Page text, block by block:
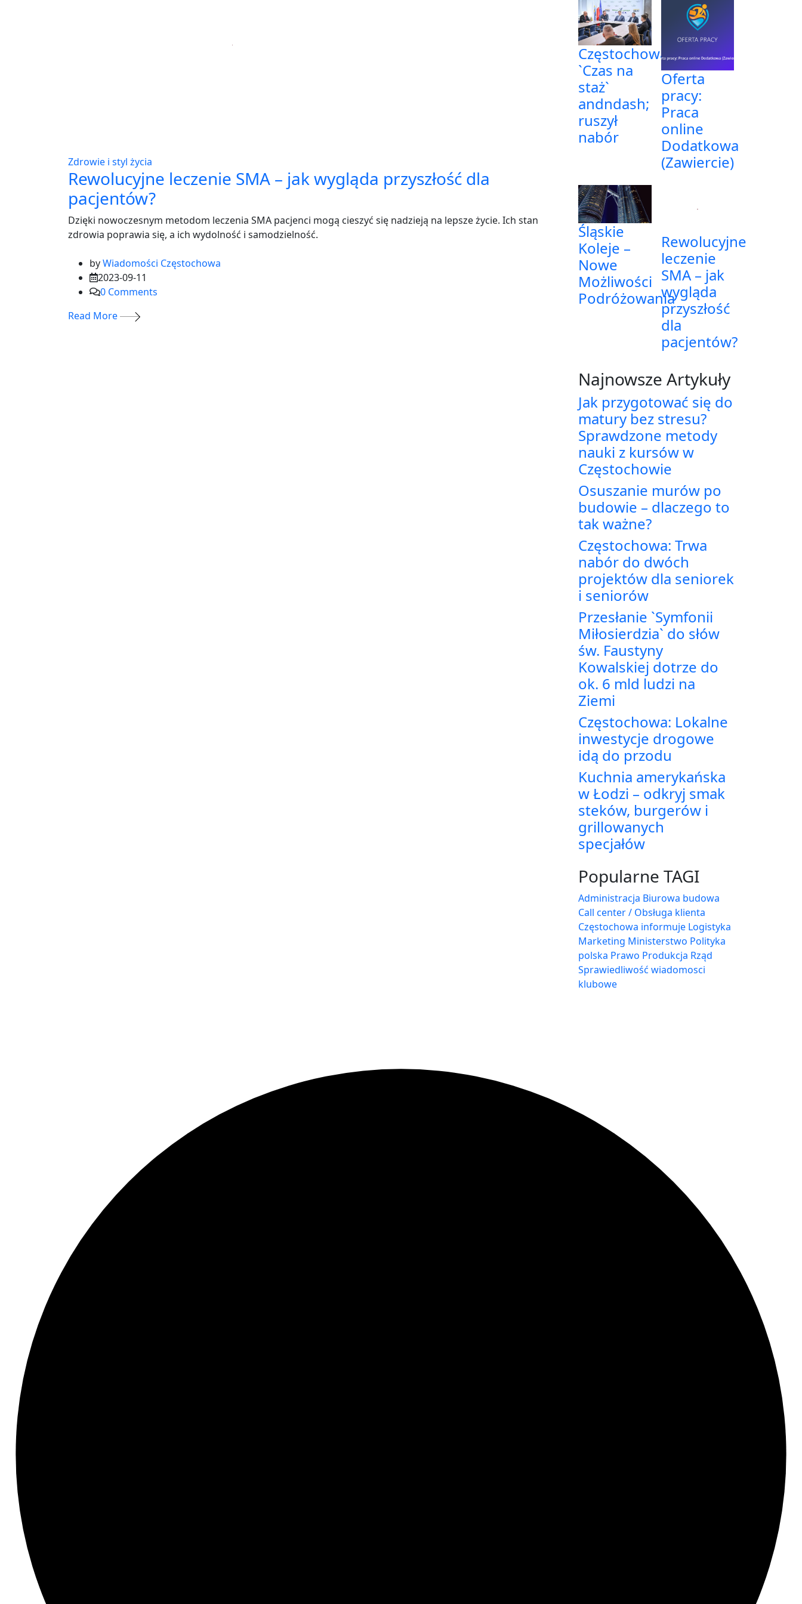
Zdrowie i styl życia
Rewolucyjne leczenie SMA – jak wygląda przyszłość dla
pacjentów?
Dzięki nowoczesnym metodom leczenia SMA pacjenci mogą cieszyć się nadzieją na lepsze życie. Ich stan
zdrowia poprawia się, a ich wydolność i samodzielność.
byWiadomości Częstochowa
2023-09-11
0 Comments
Read More
Częstochowa:
`Czas na
staż`
andndash;
ruszył
nabór
Oferta
pracy:
Praca
online
Dodatkowa
(Zawiercie)
Śląskie
Koleje –
Nowe
Możliwości
Podróżowania
Rewolucyjne
leczenie
SMA – jak
wygląda
przyszłość
dla
pacjentów?
Najnowsze Artykuły
Jak przygotować się do
matury bez stresu?
Sprawdzone metody
nauki z kursów w
Częstochowie
Osuszanie murów po
budowie – dlaczego to
tak ważne?
Częstochowa: Trwa
nabór do dwóch
projektów dla seniorek
i seniorów
Przesłanie `Symfonii
Miłosierdzia` do słów
św. Faustyny
Kowalskiej dotrze do
ok. 6 mld ludzi na
Ziemi
Częstochowa: Lokalne
inwestycje drogowe
idą do przodu
Kuchnia amerykańska
w Łodzi – odkryj smak
steków, burgerów i
grillowanych
specjałów
Popularne TAGI
Administracja Biurowa budowa
Call center / Obsługa klienta
Częstochowa informuje Logistyka
Marketing Ministerstwo Polityka
polska Prawo Produkcja Rząd
Sprawiedliwość wiadomosci
klubowe